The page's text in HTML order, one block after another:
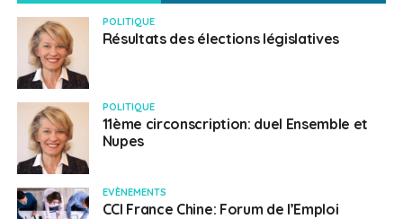
POLITIQUE
Résultats des élections législatives
POLITIQUE
11ème circonscription: duel Ensemble et
Nupes
EVÈNEMENTS
CCI France Chine: Forum de l’Emploi